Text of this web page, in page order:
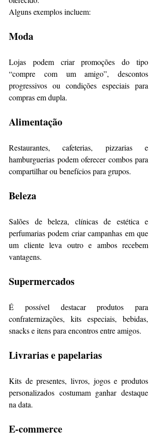
Alguns exemplos incluem:
Moda
Lojas podem criar promoções do tipo
“compre com um amigo”, descontos
progressivos ou condições especiais para
compras em dupla.
Alimentação
Restaurantes, cafeterias, pizzarias e
hamburguerias podem oferecer combos para
compartilhar ou benefícios para grupos.
Beleza
Salões de beleza, clínicas de estética e
perfumarias podem criar campanhas em que
um cliente leva outro e ambos recebem
vantagens.
Supermercados
É possível destacar produtos para
confraternizações, kits especiais, bebidas,
snacks e itens para encontros entre amigos.
Livrarias e papelarias
Kits de presentes, livros, jogos e produtos
personalizados costumam ganhar destaque
na data.
E-commerce